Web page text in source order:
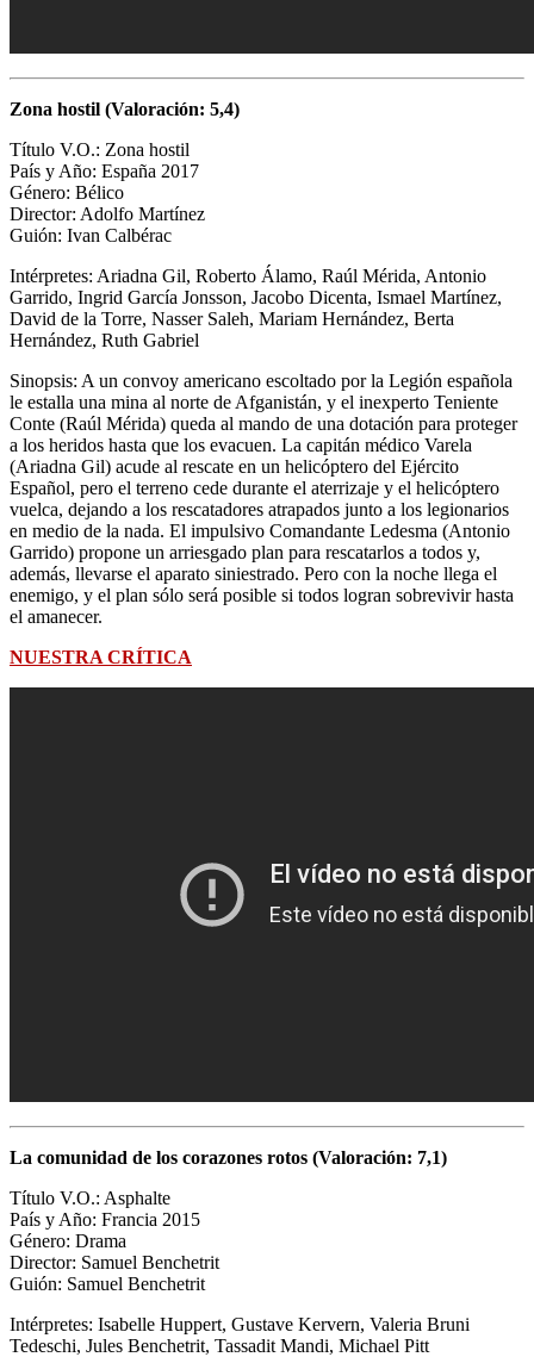
Zona hostil (Valoración: 5,4)
Título V.O.: Zona hostil
País y Año: España 2017
Género: Bélico
Director: Adolfo Martínez
Guión: Ivan Calbérac
Intérpretes: Ariadna Gil, Roberto Álamo, Raúl Mérida, Antonio
Garrido, Ingrid García Jonsson, Jacobo Dicenta, Ismael Martínez,
David de la Torre, Nasser Saleh, Mariam Hernández, Berta
Hernández, Ruth Gabriel
Sinopsis: A un convoy americano escoltado por la Legión española
le estalla una mina al norte de Afganistán, y el inexperto Teniente
Conte (Raúl Mérida) queda al mando de una dotación para proteger
a los heridos hasta que los evacuen. La capitán médico Varela
(Ariadna Gil) acude al rescate en un helicóptero del Ejército
Español, pero el terreno cede durante el aterrizaje y el helicóptero
vuelca, dejando a los rescatadores atrapados junto a los legionarios
en medio de la nada. El impulsivo Comandante Ledesma (Antonio
Garrido) propone un arriesgado plan para rescatarlos a todos y,
además, llevarse el aparato siniestrado. Pero con la noche llega el
enemigo, y el plan sólo será posible si todos logran sobrevivir hasta
el amanecer.
NUESTRA CRÍTICA
La comunidad de los corazones rotos (Valoración: 7,1)
Título V.O.: Asphalte
País y Año: Francia 2015
Género: Drama
Director: Samuel Benchetrit
Guión: Samuel Benchetrit
Intérpretes: Isabelle Huppert, Gustave Kervern, Valeria Bruni
Tedeschi, Jules Benchetrit, Tassadit Mandi, Michael Pitt